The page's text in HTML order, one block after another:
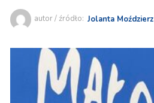
autor / źródło: Jolanta Moździerz